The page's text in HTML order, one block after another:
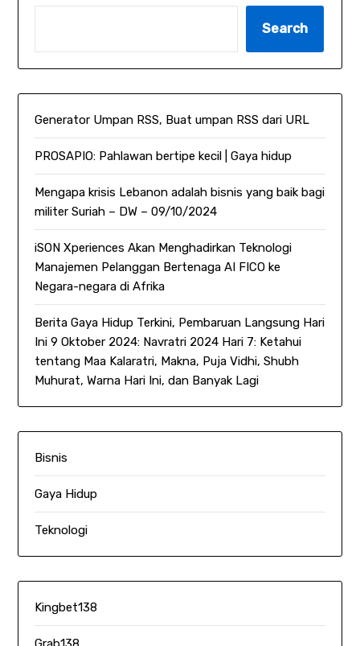
Search
Generator Umpan RSS, Buat umpan RSS dari URL
PROSAPIO: Pahlawan bertipe kecil | Gaya hidup
Mengapa krisis Lebanon adalah bisnis yang baik bagi
militer Suriah – DW – 09/10/2024
iSON Xperiences Akan Menghadirkan Teknologi
Manajemen Pelanggan Bertenaga AI FICO ke
Negara-negara di Afrika
Berita Gaya Hidup Terkini, Pembaruan Langsung Hari
Ini 9 Oktober 2024: Navratri 2024 Hari 7: Ketahui
tentang Maa Kalaratri, Makna, Puja Vidhi, Shubh
Muhurat, Warna Hari Ini, dan Banyak Lagi
Bisnis
Gaya Hidup
Teknologi
Kingbet138